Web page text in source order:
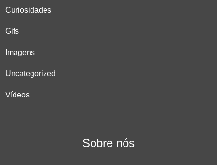
Curiosidades
Gifs
Imagens
Uncategorized
Vídeos
Sobre nós